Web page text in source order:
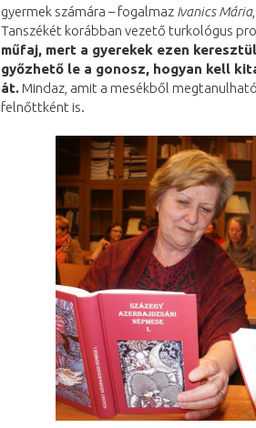
gyermek számára – fogalmaz Ivanics Mária
Tanszékét korábban vezető turkológus
műfaj, mert a gyerekek ezen
győzhető le a gonosz, hogyan kell
át. Mindaz, amit a mesékből
felnőttként is.